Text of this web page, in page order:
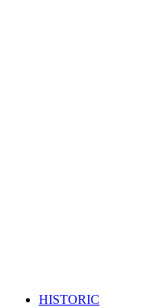
HISTORIC